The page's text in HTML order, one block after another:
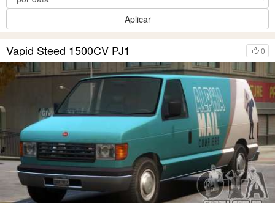
Aplicar
0
Vapid Steed 1500CV PJ1